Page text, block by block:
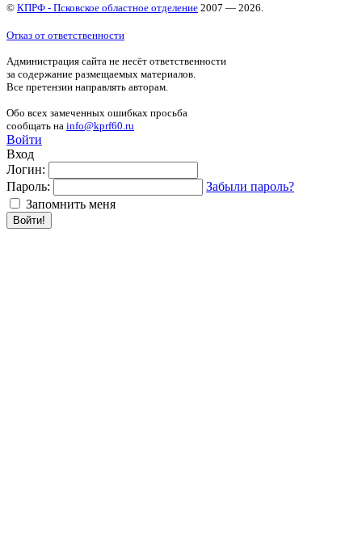
© КПРФ - Псковское областное отделение 2007 — 2026.
Отказ от ответственности
Администрация сайта не несёт ответственности
за содержание размещаемых материалов.
Все претензии направлять авторам.
Обо всех замеченных ошибках просьба
сообщать на info@kprf60.ru
Войти
Вход
Логин:
Пароль:
Забыли пароль?
Запомнить меня